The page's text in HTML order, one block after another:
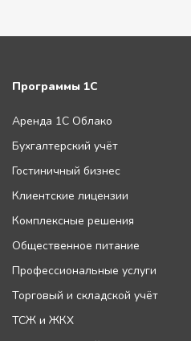
Программы 1С
Аренда 1С Облако
Бухгалтерский учёт
Гостиничный бизнес
Клиентские лицензии
Комплексные решения
Общественное питание
Профессиональные услуги
Торговый и складской учёт
ТСЖ и ЖКХ